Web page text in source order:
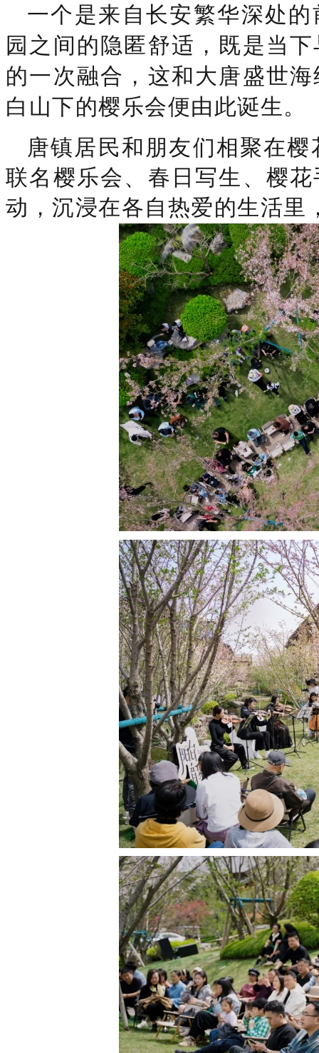
一个是来自长安繁华深处
园之间的隐匿舒适，既是当
的一次融合，这和大唐盛世
白山下的樱乐会便由此诞生。
唐镇居民和朋友们相聚在
联名樱乐会、春日写生、樱
动，沉浸在各自热爱的生活里